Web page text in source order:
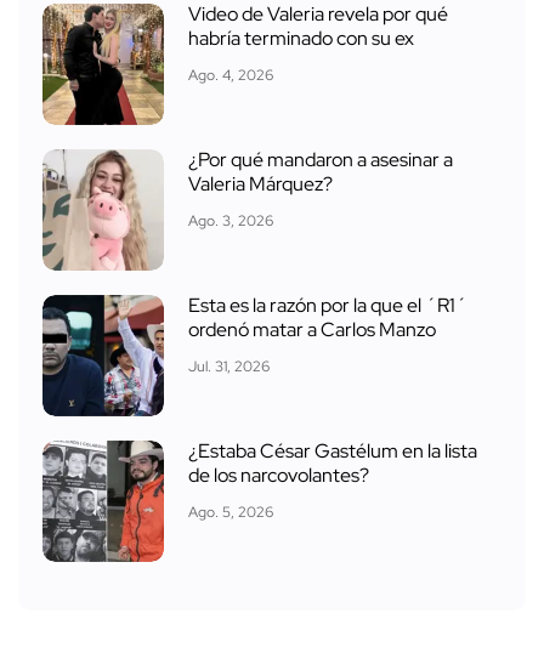
Video de Valeria revela por qué
habría terminado con su ex
Ago. 4, 2026
¿Por qué mandaron a asesinar a
Valeria Márquez?
Ago. 3, 2026
Esta es la razón por la que el ´R1´
ordenó matar a Carlos Manzo
Jul. 31, 2026
¿Estaba César Gastélum en la lista
de los narcovolantes?
Ago. 5, 2026